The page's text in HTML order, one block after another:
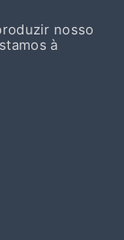
nosso
à